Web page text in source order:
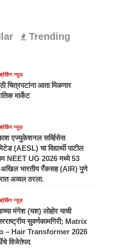
Trending
ब्रेकिंग न्यूज़
चित्रपटांना आता मिळणार
मार्केट
ब्रेकिंग न्यूज़
एज्युकेशनल सर्व्हिसेस
(AESL) चा विद्यार्थी पाटील
NEET UG 2026 मध्ये 53
अखिल भारतीय रँकसह (AIR) पुणे
अव्वल ठरला.
ब्रेकिंग न्यूज़
मंगेश (यश) लोहोर याची
सुवर्णकामगिरी; Matrix
– Hair Transformer 2026
विजेतेपद